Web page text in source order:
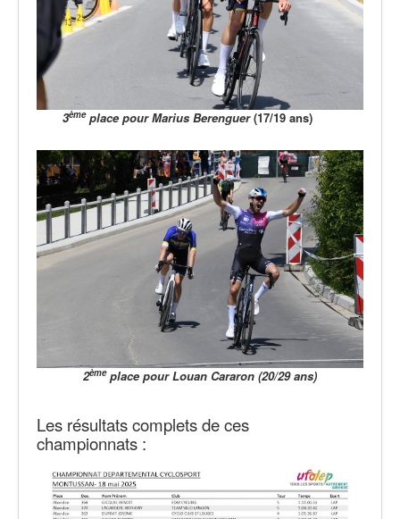
3èmeplace pour Marius Berenguer(17/19 ans)
2èmeplace pour Louan Cararon (20/29 ans)
Les résultats complets de ces
championnats :